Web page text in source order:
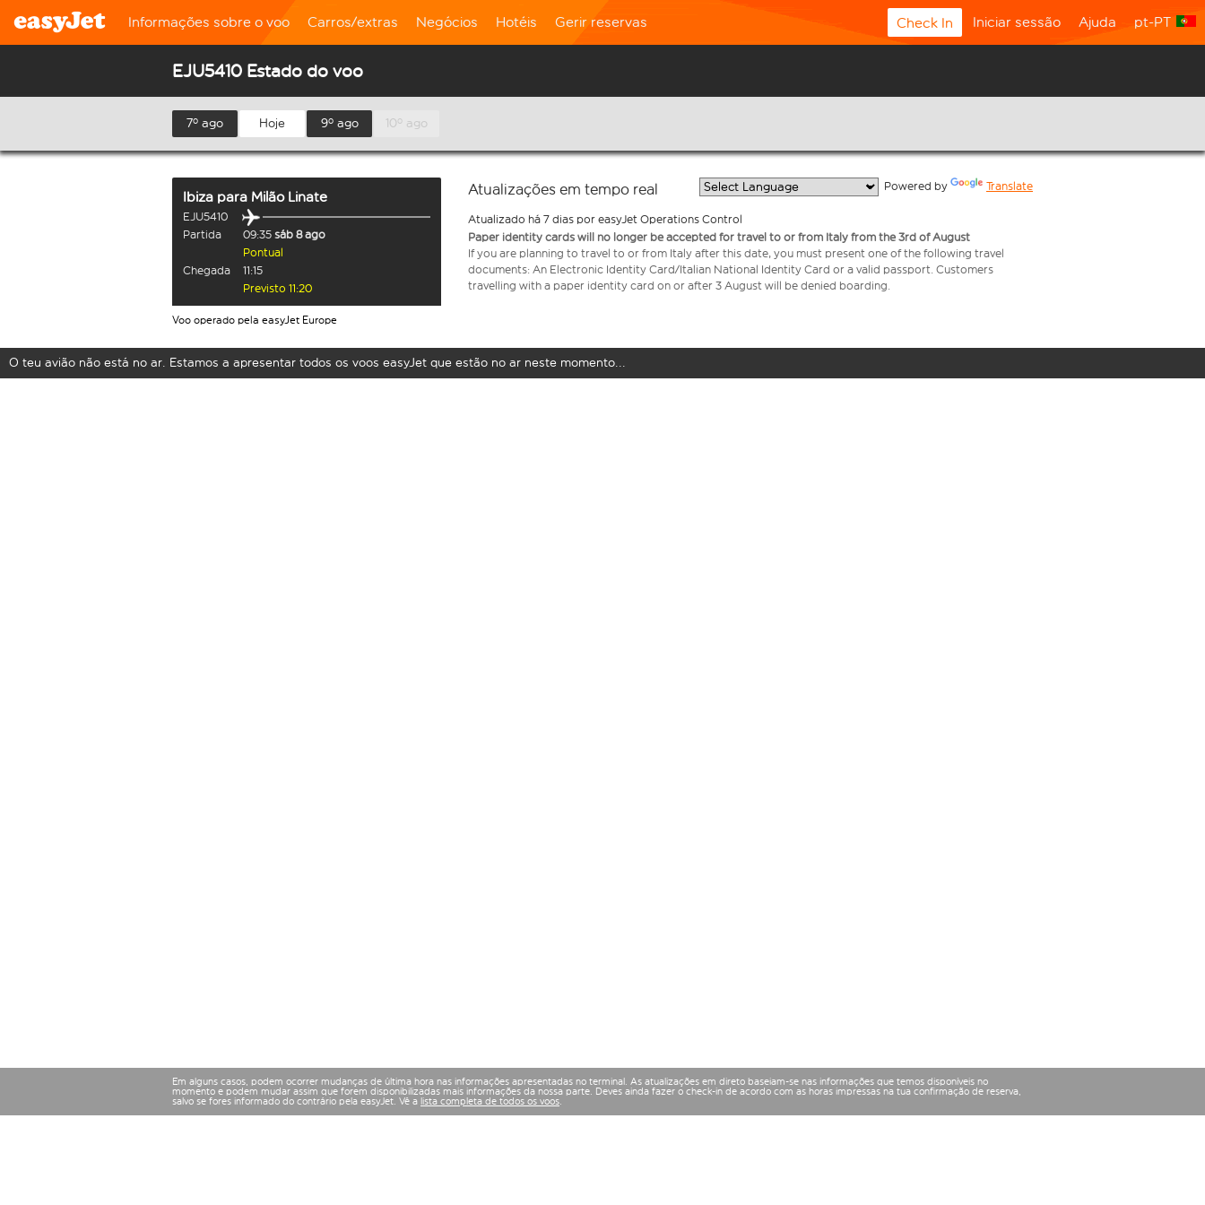
Informações sobre o voo Carros/extras Negócios Hotéis Gerir reservas Check In Iniciar sessão Ajuda pt-PT
EJU5410 Estado do voo
7º ago Hoje 9º ago 10º ago
Ibiza para Milão Linate
EJU5410
Partida
09:35 sáb 8 ago
Pontual
Chegada
11:15
Previsto 11:20
Voo operado pela easyJet Europe
Atualizações em tempo real Powered by Translate
Atualizado há 7 dias por easyJet Operations Control
Paper identity cards will no longer be accepted for travel to or from Italy from the 3rd of August
If you are planning to travel to or from Italy after this date, you must present one of the following travel
documents: An Electronic Identity Card/Italian National Identity Card or a valid passport. Customers
travelling with a paper identity card on or after 3 August will be denied boarding.
O teu avião não está no ar. Estamos a apresentar todos os voos easyJet que estão no ar neste momento...
Em alguns casos, podem ocorrer mudanças de última hora nas informações apresentadas no terminal. As atualizações em direto baseiam-se nas informações que temos disponíveis no
momento e podem mudar assim que forem disponibilizadas mais informações da nossa parte. Deves ainda fazer o check-in de acordo com as horas impressas na tua confirmação de reserva,
salvo se fores informado do contrário pela easyJet. Vê a lista completa de todos os voos.